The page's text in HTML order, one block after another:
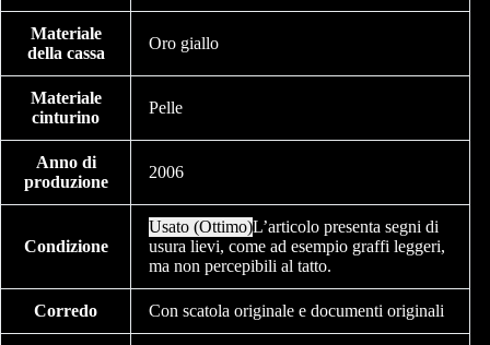
Materiale
della cassa
Oro giallo
Materiale
cinturino
Pelle
Anno di
produzione
2006
Condizione
Usato (Ottimo)L’articolo presenta segni di
usura lievi, come ad esempio graffi leggeri,
ma non percepibili al tatto.
Corredo Con scatola originale e documenti originali